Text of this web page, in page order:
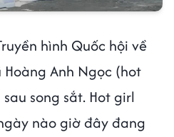
hình Quốc hội về
Anh Ngọc (hot
song sắt. Hot girl
nào giờ đây đang